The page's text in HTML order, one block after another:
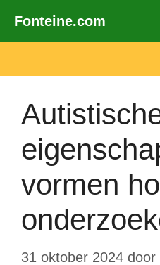
naar
inhoud
Fonteine.com
vormen
31 oktober 2024 door